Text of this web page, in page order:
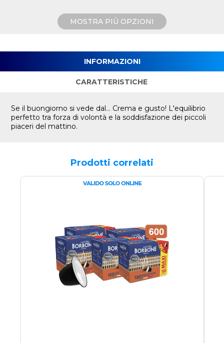
MOSTRA PIÙ OPZIONI
INFORMAZIONI
CARATTERISTICHE
Se il buongiorno si vede dal… Crema e gusto! L'equilibrio
perfetto tra forza di volontà e la soddisfazione dei piccoli
piaceri del mattino.
Prodotti correlati